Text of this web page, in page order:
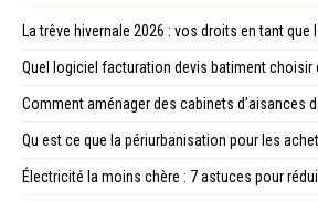
La trêve hivernale 2026 : vos droits en tant que
Quel logiciel facturation devis batiment choisir
Comment aménager des cabinets d’aisances
Qu est ce que la périurbanisation pour les
Électricité la moins chère : 7 astuces pour